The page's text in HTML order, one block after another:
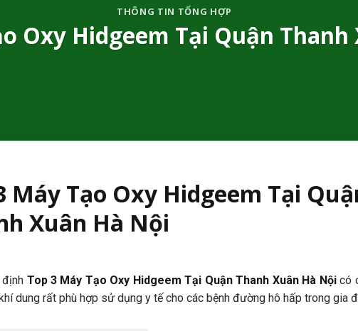
THÔNG TIN TỔNG HỢP
Oxy Hidgeem Tại Quận Thanh
Máy Tạo Oxy Hidgeem Tại
Xuân Hà Nội
định Top 3 Máy Tạo Oxy Hidgeem Tại Quận Thanh Xuân Hà Nộicó
dung rất phù hợp sử dụng y tế cho các bệnh đường hô hấp trong gia